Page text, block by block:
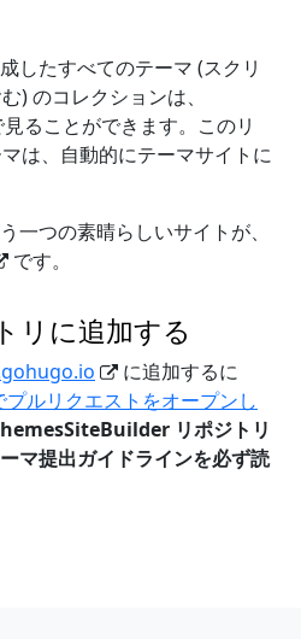
したすべてのテーマ (スクリ
) のコレクションは、
見ることができます。このリ
は、自動的にテーマサイトに
一つの素晴らしいサイトが、
です。
リに追加する
に追加するに
ルリクエストをオープンし
リポジトリ
マ提出ガイドラインを必ず読